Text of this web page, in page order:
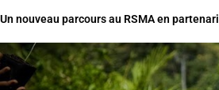
Un nouveau parcours au RSMA en